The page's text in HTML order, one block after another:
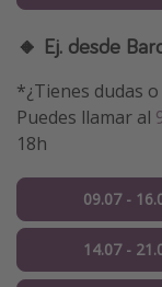
🔸 Ej. desde
*¿Tienes dudas
Puedes llamar al
18h
09.07 -
14.07 -